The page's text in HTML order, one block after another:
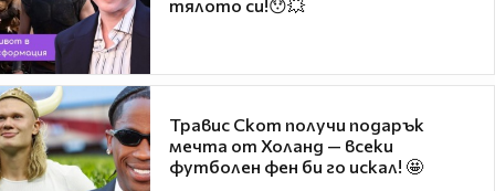
тялото си!😯💥
Травис Скот получи подарък
мечта от Холанд — всеки
футболен фен би го искал! 🤩